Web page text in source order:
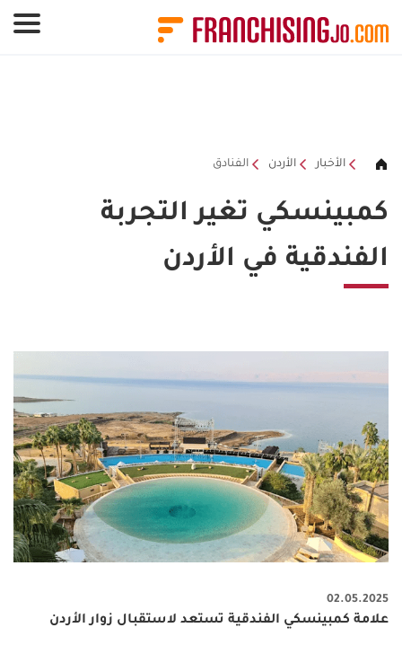
الأخبار الأردن الفنادق
كمبينسكي تغير التجربة
الفندقية في الأردن
02.05.2025
علامة كمبينسكي الفندقية تستعد لاستقبال زوار الأردن
لوحة إدارة ملفات تعريف الارتباط